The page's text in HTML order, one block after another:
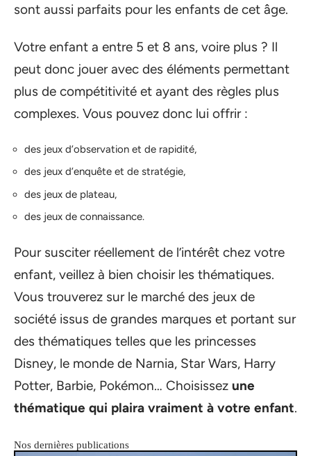
sont aussi parfaits pour les enfants de cet âge.
Votre enfant a entre 5 et 8 ans, voire plus ? Il
peut donc jouer avec des éléments permettant
plus de compétitivité et ayant des règles plus
complexes. Vous pouvez donc lui offrir :
des jeux d’observation et de rapidité,
des jeux d’enquête et de stratégie,
des jeux de plateau,
des jeux de connaissance.
Pour susciter réellement de l’intérêt chez votre
enfant, veillez à bien choisir les thématiques.
Vous trouverez sur le marché des jeux de
société issus de grandes marques et portant sur
des thématiques telles que les princesses
Disney, le monde de Narnia, Star Wars, Harry
Potter, Barbie, Pokémon… Choisissez une
thématique qui plaira vraiment à votre enfant.
Nos dernières publications